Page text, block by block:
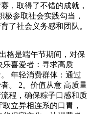
，取得了不错的成就，
参取社会实践勾当，
了社会义务感和团队。
是端午节期间，对保
乐喜爱者：寻求高质
年轻消费群体：通过
。 2。价值从意 高质量
程，确保粽子口感和质
立异相连系的口胃，